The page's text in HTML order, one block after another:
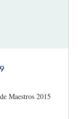
Maestros 2015